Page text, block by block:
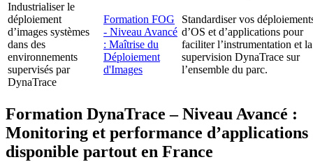
Industrialiser le
déploiement
d’images systèmes
dans des
environnements
supervisés par
DynaTrace
Formation FOG
- Niveau Avancé
: Maîtrise du
Déploiement
d'Images
Standardiser vos
d’OS et d’applications pour
faciliter l’instrumentation et la
supervision DynaTrace sur
l’ensemble du parc.
Formation DynaTrace – Niveau Avancé :
Monitoring et performance d’applications
disponible partout en France